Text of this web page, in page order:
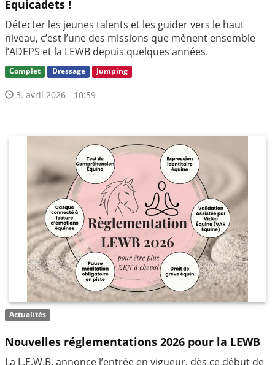
Equicadets !
Détecter les jeunes talents et les guider vers le haut
niveau, c’est l’une des missions que mènent ensemble
l’ADEPS et la LEWB depuis quelques années.
Complet Dressage Jumping
3. avril 2026 - 10:59
Actualités
Nouvelles réglementations 2026 pour la LEWB
La L.E.W.B. annonce l’entrée en vigueur, dès ce début de